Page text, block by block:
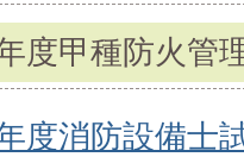
度甲種防火管
度消防設備士